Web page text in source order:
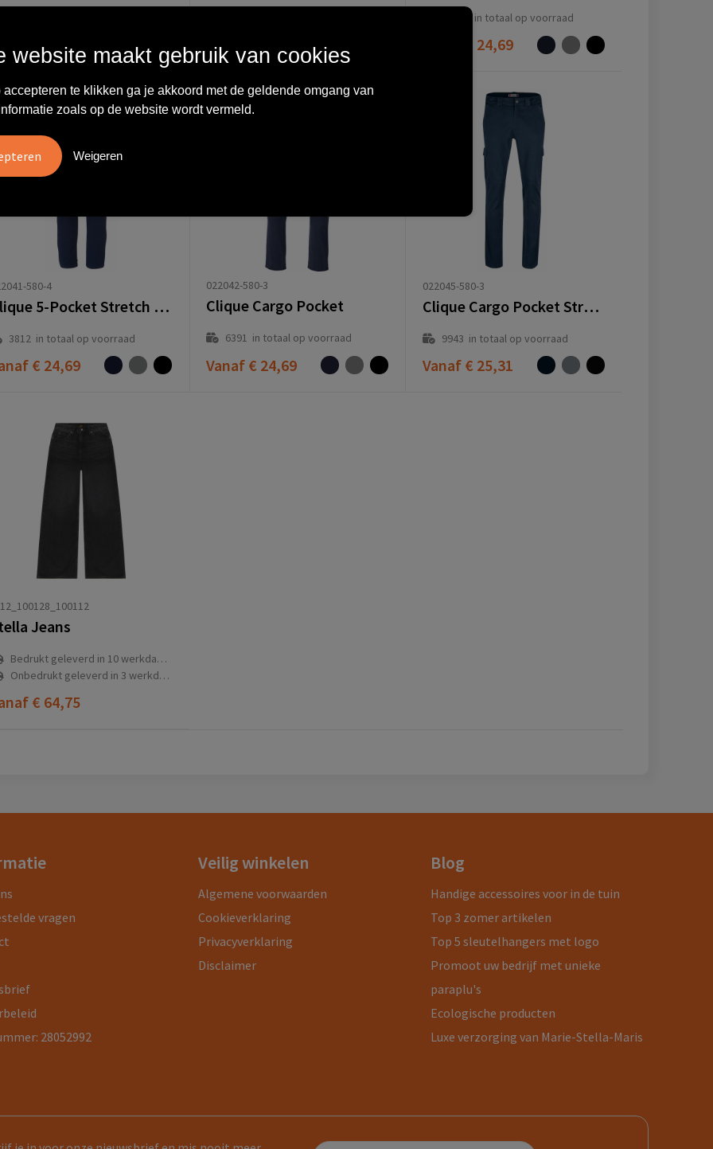
€ 14,21 Vanaf
in totaal op voorraad
€ 24,69
580-4
Clique 5-Pocket Stretch Women
3812in totaal op voorraad
€ 24,69
022042-580-3
Clique Cargo Pocket
6391 in totaal op voorraad
Vanaf € 24,69
022045-580-3
Clique Cargo Pocket Stretch
9943 in totaal op voorraad
Vanaf € 25,31
Jeans
Bedrukt geleverd in 10 werkdag(en)
Onbedrukt geleverd in 3 werkdag(en)
€ 64,75
vragen
28052992
Veilig winkelen
Algemene voorwaarden
Cookieverklaring
Privacyverklaring
Disclaimer
Blog
Handige accessoires voor in de tuin
Top 3 zomer artikelen
Top 5 sleutelhangers met logo
Promoot uw bedrijf met unieke
paraplu's
Ecologische producten
Luxe verzorging van Marie-Stella-Maris
website maakt gebruik van cookies
accepteren te klikken ga je akkoord met de geldende omgang van
zoals op de website wordt vermeld.
Weigeren